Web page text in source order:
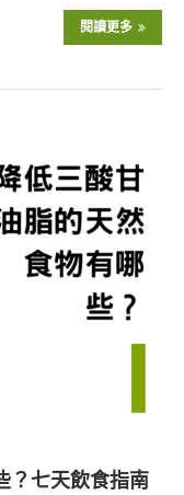
閱讀更多
？七天飲食指南